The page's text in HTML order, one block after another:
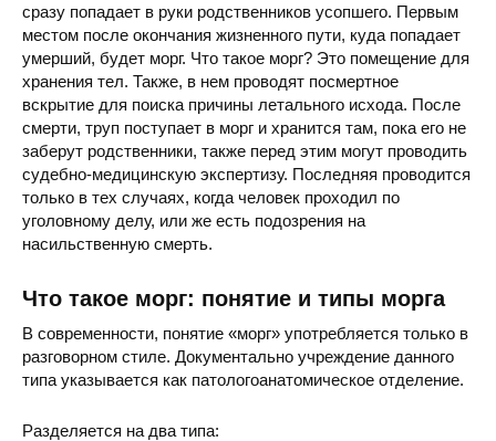
сразу попадает в руки родственников усопшего. Первым
местом после окончания жизненного пути, куда попадает
умерший, будет морг. Что такое морг? Это помещение для
хранения тел. Также, в нем проводят посмертное
вскрытие для поиска причины летального исхода. После
смерти, труп поступает в морг и хранится там, пока его не
заберут родственники, также перед этим могут проводить
судебно-медицинскую экспертизу. Последняя проводится
только в тех случаях, когда человек проходил по
уголовному делу, или же есть подозрения на
насильственную смерть.
Что такое морг: понятие и типы морга
В современности, понятие «морг» употребляется только в
разговорном стиле. Документально учреждение данного
типа указывается как патологоанатомическое отделение.
Разделяется на два типа: